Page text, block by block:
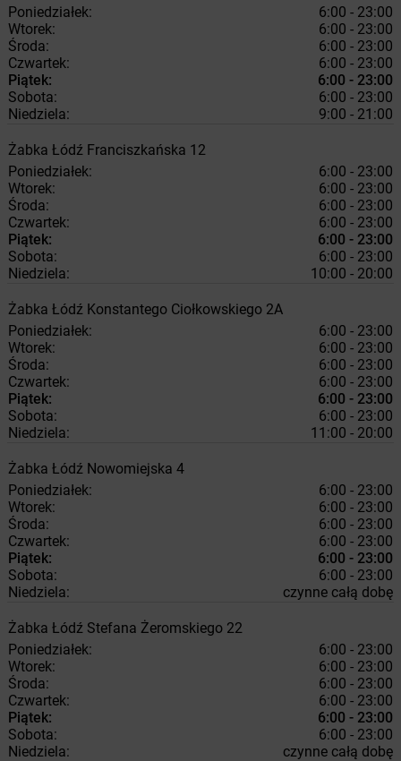
Poniedziałek:
6:00 - 23:00
Wtorek:
6:00 - 23:00
Środa:
6:00 - 23:00
Czwartek:
6:00 - 23:00
Piątek:
6:00 - 23:00
Sobota:
6:00 - 23:00
Niedziela:
9:00 - 21:00
Żabka Łódź Franciszkańska 12
Poniedziałek:
6:00 - 23:00
Wtorek:
6:00 - 23:00
Środa:
6:00 - 23:00
Czwartek:
6:00 - 23:00
Piątek:
6:00 - 23:00
Sobota:
6:00 - 23:00
Niedziela:
10:00 - 20:00
Żabka Łódź Konstantego Ciołkowskiego 2A
Poniedziałek:
6:00 - 23:00
Wtorek:
6:00 - 23:00
Środa:
6:00 - 23:00
Czwartek:
6:00 - 23:00
Piątek:
6:00 - 23:00
Sobota:
6:00 - 23:00
Niedziela:
11:00 - 20:00
Żabka Łódź Nowomiejska 4
Poniedziałek:
6:00 - 23:00
Wtorek:
6:00 - 23:00
Środa:
6:00 - 23:00
Czwartek:
6:00 - 23:00
Piątek:
6:00 - 23:00
Sobota:
6:00 - 23:00
Niedziela:
czynne całą dobę
Żabka Łódź Stefana Żeromskiego 22
Poniedziałek:
6:00 - 23:00
Wtorek:
6:00 - 23:00
Środa:
6:00 - 23:00
Czwartek:
6:00 - 23:00
Piątek:
6:00 - 23:00
Sobota:
6:00 - 23:00
Niedziela:
czynne całą dobę